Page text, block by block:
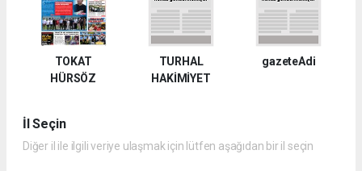
TOKAT
HÜRSÖZ
TURHAL
HAKİMİYET
gazeteAdi
İl Seçin
Diğer il ile ilgili veriye ulaşmak için lütfen aşağıdan bir il seçin